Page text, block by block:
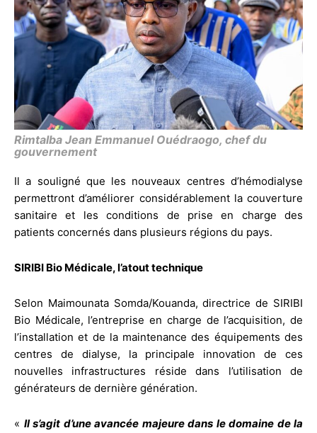
Rimtalba Jean Emmanuel Ouédraogo, chef du
gouvernement
Il a souligné que les nouveaux centres d’hémodialyse
permettront d’améliorer considérablement la couverture
sanitaire et les conditions de prise en charge des
patients concernés dans plusieurs régions du pays.
SIRIBI Bio Médicale, l’atout technique
Selon Maimounata Somda/Kouanda, directrice de SIRIBI
Bio Médicale, l’entreprise en charge de l’acquisition, de
l’installation et de la maintenance des équipements des
centres de dialyse, la principale innovation de ces
nouvelles infrastructures réside dans l’utilisation de
générateurs de dernière génération.
« Il s’agit d’une avancée majeure dans le domaine de la